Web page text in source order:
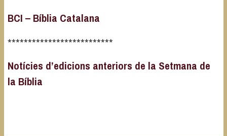
BCI – Bíblia Catalana
**************************
Notícies d’edicions anteriors de la Setmana de
la Bíblia